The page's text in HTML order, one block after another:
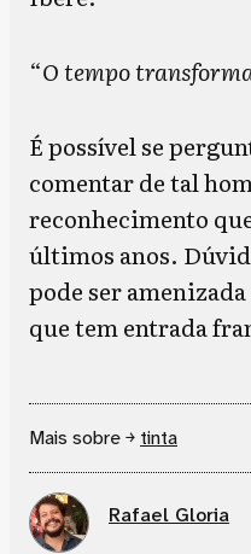
“O tempo
É possível se
comentar de tal
reconhecimento
últimos anos.
pode ser
que tem entrada
Mais sobre ￫ tinta
Rafael Gloria